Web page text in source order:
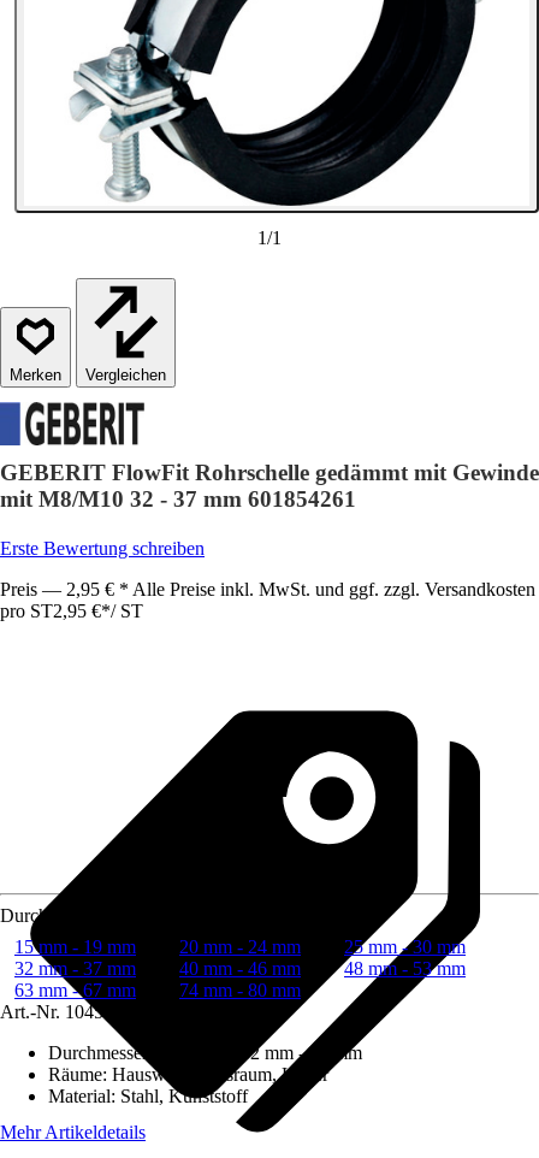
1/1
Vergleichen
GEBERIT FlowFit Rohrschelle gedämmt mit Gewinde
mit M8/M10 32 - 37 mm 601854261
Erste Bewertung schreiben
Preis — 2,95 € * Alle Preise inkl. MwSt. und ggf. zzgl. Versandkosten
pro ST2,95 €*/ ST
Durchmesser (von - bis)
15 mm - 19 mm
20 mm - 24 mm
25 mm - 30 mm
32 mm - 37 mm
40 mm - 46 mm
48 mm - 53 mm
63 mm - 67 mm
74 mm - 80 mm
Art.-Nr. 10458310
Durchmesser (von - bis)
32 mm - 37 mm
Räume: Hauswirtschaftsraum, Keller
Material: Stahl, Kunststoff
Mehr Artikeldetails